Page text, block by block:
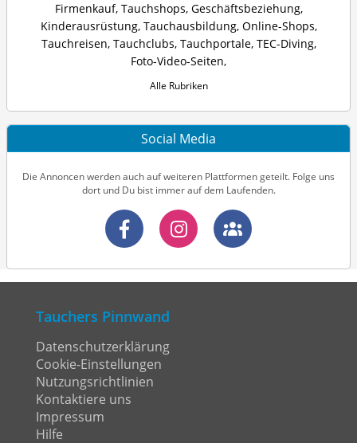
Firmenkauf, Tauchshops, Geschäftsbeziehung,
Kinderausrüstung, Tauchausbildung, Online-Shops,
Tauchreisen, Tauchclubs, Tauchportale, TEC-Diving,
Foto-Video-Seiten,
Alle Rubriken
Social Media
Die Annoncen werden auch auf weiteren Plattformen geteilt. Folge uns
dort und Du bist immer auf dem Laufenden.
Tauchers Pinnwand
Datenschutzerklärung
Cookie-Einstellungen
Nutzungsrichtlinien
Kontaktiere uns
Impressum
Hilfe